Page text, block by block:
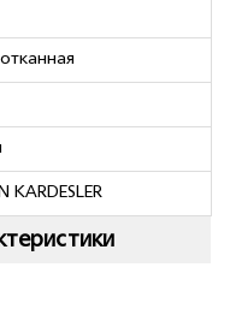
KARDESLER